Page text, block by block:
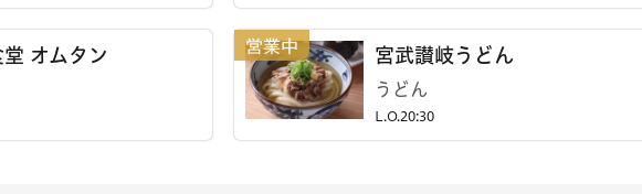
オムタン 宮武讃岐うどん
うどん
L.O.20:30